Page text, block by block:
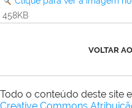
458KB
VOLTAR
Todo o conteúdo deste site